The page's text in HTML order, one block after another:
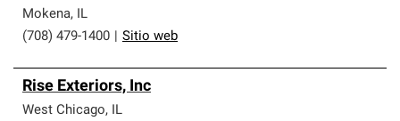
Mokena, IL
(708) 479-1400
Sitio web
Rise Exteriors, Inc
West Chicago, IL